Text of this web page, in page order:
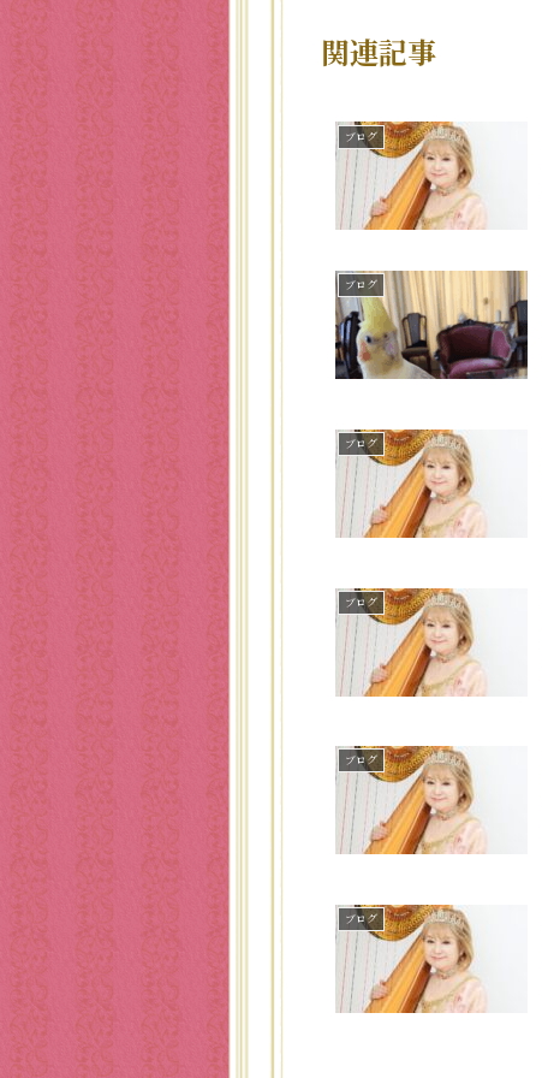
関連記事
ブログ
ブログ
ブログ
ブログ
ブログ
ブログ